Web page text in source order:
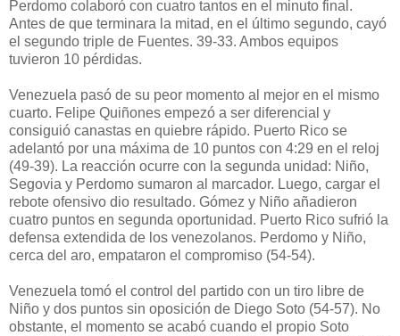
Perdomo colaboró con cuatro tantos en el minuto final.
Antes de que terminara la mitad, en el último segundo, cayó
el segundo triple de Fuentes. 39-33. Ambos equipos
tuvieron 10 pérdidas.
Venezuela pasó de su peor momento al mejor en el mismo
cuarto. Felipe Quiñones empezó a ser diferencial y
consiguió canastas en quiebre rápido. Puerto Rico se
adelantó por una máxima de 10 puntos con 4:29 en el reloj
(49-39). La reacción ocurre con la segunda unidad: Niño,
Segovia y Perdomo sumaron al marcador. Luego, cargar el
rebote ofensivo dio resultado. Gómez y Niño añadieron
cuatro puntos en segunda oportunidad. Puerto Rico sufrió la
defensa extendida de los venezolanos. Perdomo y Niño,
cerca del aro, empataron el compromiso (54-54).
Venezuela tomó el control del partido con un tiro libre de
Niño y dos puntos sin oposición de Diego Soto (54-57). No
obstante, el momento se acabó cuando el propio Soto